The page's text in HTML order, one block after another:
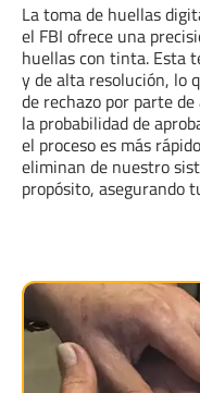
La toma de huellas
el FBI ofrece una
huellas con tinta. Esta
y de alta resolución, lo
de rechazo por parte
la probabilidad de
el proceso es más
eliminan de nuestro
propósito, asegurando